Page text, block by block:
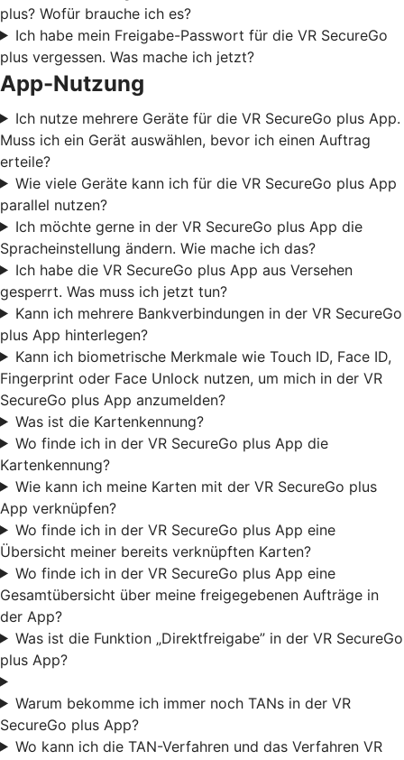
plus? Wofür brauche ich es?
Ich habe mein Freigabe-Passwort für die VR SecureGo
plus vergessen. Was mache ich jetzt?
App-Nutzung
Ich nutze mehrere Geräte für die VR SecureGo plus App.
Muss ich ein Gerät auswählen, bevor ich einen Auftrag
erteile?
Wie viele Geräte kann ich für die VR SecureGo plus App
parallel nutzen?
Ich möchte gerne in der VR SecureGo plus App die
Spracheinstellung ändern. Wie mache ich das?
Ich habe die VR SecureGo plus App aus Versehen
gesperrt. Was muss ich jetzt tun?
Kann ich mehrere Bankverbindungen in der VR SecureGo
plus App hinterlegen?
Kann ich biometrische Merkmale wie Touch ID, Face ID,
Fingerprint oder Face Unlock nutzen, um mich in der VR
SecureGo plus App anzumelden?
Was ist die Kartenkennung?
Wo finde ich in der VR SecureGo plus App die
Kartenkennung?
Wie kann ich meine Karten mit der VR SecureGo plus
App verknüpfen?
Wo finde ich in der VR SecureGo plus App eine
Übersicht meiner bereits verknüpften Karten?
Wo finde ich in der VR SecureGo plus App eine
Gesamtübersicht über meine freigegebenen Aufträge in
der App?
Was ist die Funktion „Direktfreigabe” in der VR SecureGo
plus App?
Warum bekomme ich immer noch TANs in der VR
SecureGo plus App?
Wo kann ich die TAN-Verfahren und das Verfahren VR